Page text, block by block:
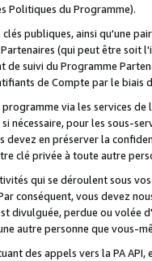
Politiques du Programme).
publiques, ainsi qu'une
(qui peut être soit
de suivi du Programme
de Compte par le biais
via les services
nécessaire, pour les sous-
devez en préserver la
clé privée à toute autre
qui se déroulent sous
conséquent, vous devez
divulguée, perdue ou volée
autre personne que vous-
des appels vers la PA